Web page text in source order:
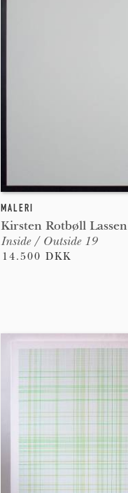
MALERI
Kirsten Rotbøll Lassen
Inside / Outside 19
14.500 DKK